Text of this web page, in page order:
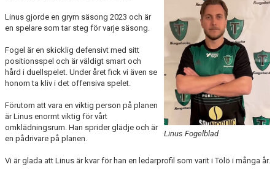
KONTAKT
Linus Fogelblad
Linus gjorde en grym säsong 2023 och är
en spelare som tar steg för varje säsong.
Fogel är en skicklig defensivt med sitt
positionsspel och är väldigt smart och
hård i duellspelet. Under året fick vi även se
honom ta kliv i det offensiva spelet.
Förutom att vara en viktig person på planen
är Linus enormt viktig för vårt
omklädningsrum. Han sprider glädje och är
en pådrivare på planen.
Vi är glada att Linus är kvar för han en ledarprofil som varit i Tölö i många år.